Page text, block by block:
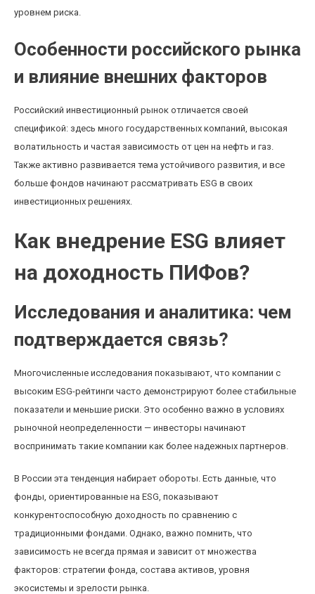
уровнем риска.
Особенности российского рынка
и влияние внешних факторов
Российский инвестиционный рынок отличается своей
спецификой: здесь много государственных компаний, высокая
волатильность и частая зависимость от цен на нефть и газ.
Также активно развивается тема устойчивого развития, и все
больше фондов начинают рассматривать ESG в своих
инвестиционных решениях.
Как внедрение ESG влияет
на доходность ПИФов?
Исследования и аналитика: чем
подтверждается связь?
Многочисленные исследования показывают, что компании с
высоким ESG-рейтинги часто демонстрируют более стабильные
показатели и меньшие риски. Это особенно важно в условиях
рыночной неопределенности — инвесторы начинают
воспринимать такие компании как более надежных партнеров.
В России эта тенденция набирает обороты. Есть данные, что
фонды, ориентированные на ESG, показывают
конкурентоспособную доходность по сравнению с
традиционными фондами. Однако, важно помнить, что
зависимость не всегда прямая и зависит от множества
факторов: стратегии фонда, состава активов, уровня
экосистемы и зрелости рынка.